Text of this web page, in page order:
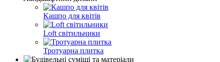
Кашпо для квітів
Loft світильники
Тротуарна плитка